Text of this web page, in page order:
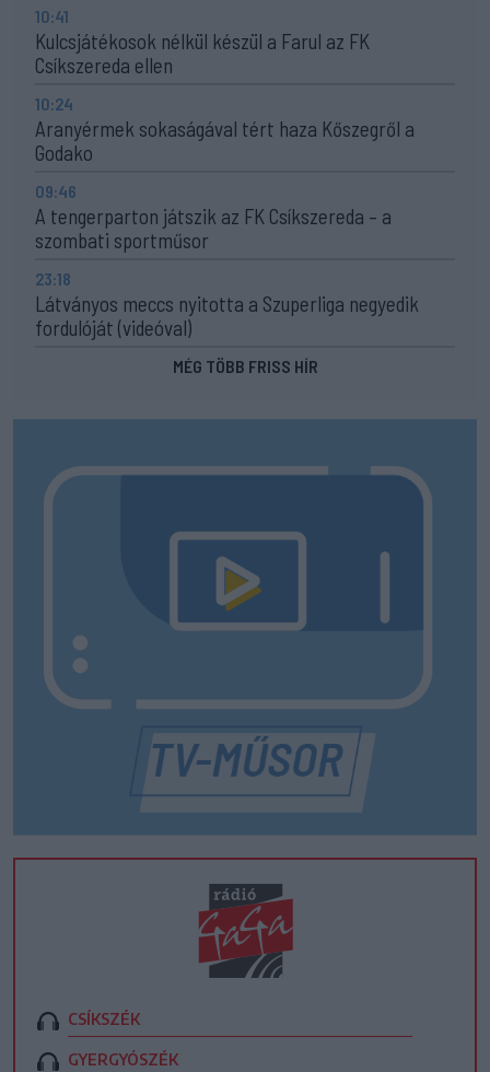
10:41
Kulcsjátékosok nélkül készül a Farul az FK
Csíkszereda ellen
10:24
Aranyérmek sokaságával tért haza Kőszegről a
Godako
09:46
A tengerparton játszik az FK Csíkszereda – a
szombati sportműsor
23:18
Látványos meccs nyitotta a Szuperliga negyedik
fordulóját (videóval)
MÉG TÖBB FRISS HÍR
CSÍKSZÉK
GYERGYÓSZÉK